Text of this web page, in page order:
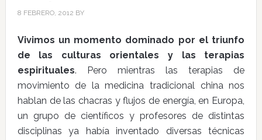
8 FEBRERO, 2012 BY
Vivimos un momento dominado por el triunfo
de las culturas orientales y las terapias
espirituales. Pero mientras las terapias de
movimiento de la medicina tradicional china nos
hablan de las chacras y flujos de energía, en Europa,
un grupo de científicos y profesores de distintas
disciplinas ya había inventado diversas técnicas